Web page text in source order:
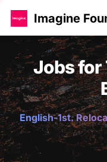
Imagine
Jobs for
English-1st.